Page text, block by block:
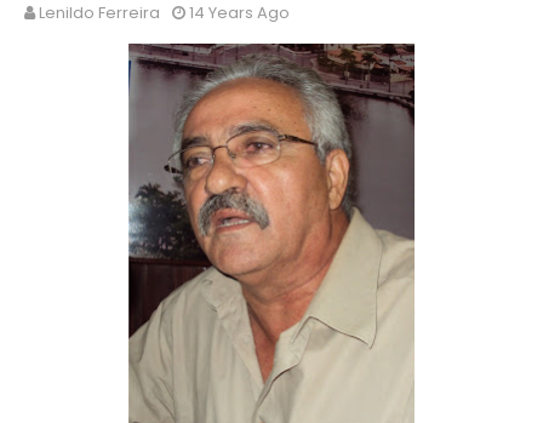
Lenildo Ferreira 14 Years Ago